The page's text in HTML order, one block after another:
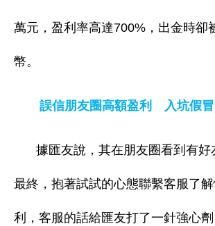
萬元，盈利率高達700%，出金時
幣。
誤信朋友圈高額盈利 入坑假
據匯友說，其在朋友圈看到有
最終，抱著試試的心態聯繫客服了
利，客服的話給匯友打了一針強心